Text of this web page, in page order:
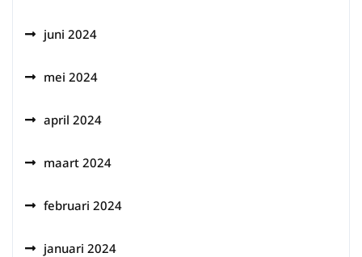
juni 2024
mei 2024
april 2024
maart 2024
februari 2024
januari 2024